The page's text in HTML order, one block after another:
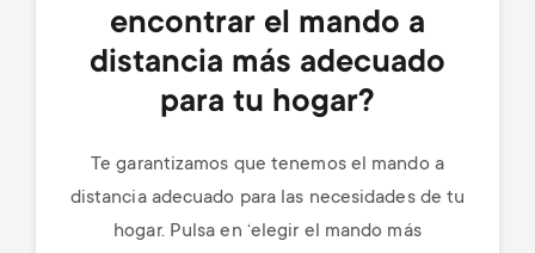
encontrar el mando a
distancia más adecuado
para tu hogar?
Te garantizamos que tenemos el mando a
distancia adecuado para las necesidades de tu
hogar. Pulsa en ‘elegir el mando más